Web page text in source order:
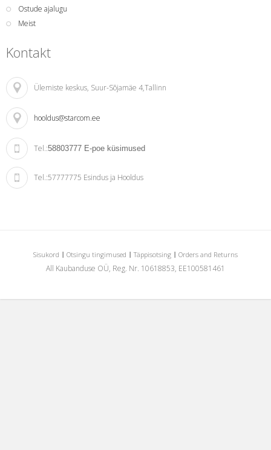
Ostude ajalugu
Meist
Kontakt
Ülemiste keskus, Suur-Sõjamäe 4,Tallinn
hooldus@starcom.ee
Tel.:58803777 E-poe küsimused
Tel.:57777775 Esindus ja Hooldus
Sisukord Otsingu tingimused Täppisotsing Orders and Returns
All Kaubanduse OÜ, Reg. Nr. 10618853, EE100581461